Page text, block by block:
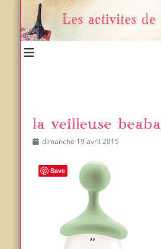
la veilleuse beaba
Posted
dimanche 19 avril 2015
Save